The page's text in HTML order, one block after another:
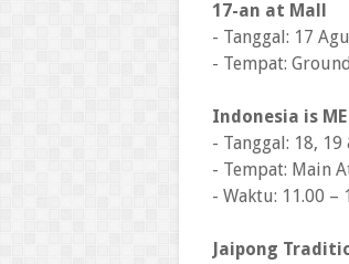
17-an at Mall
- Tanggal: 17
- Tempat:
Indonesia is ME
- Tanggal: 18,
- Tempat: Main
- Waktu: 11.00 –
Jaipong